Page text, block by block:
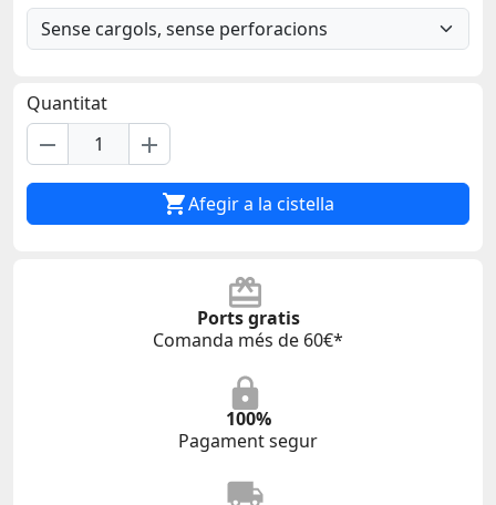
Quantitat
remove add
Afegir a la cistella
Ports gratis
Comanda més de 60€*
100%
Pagament segur